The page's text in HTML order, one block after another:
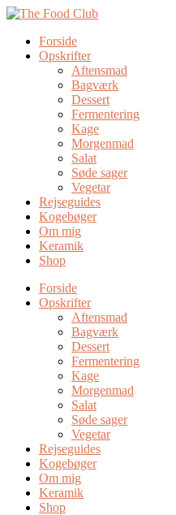
Forside
Opskrifter
Aftensmad
Bagværk
Dessert
Fermentering
Kage
Morgenmad
Salat
Søde sager
Vegetar
Rejseguides
Kogebøger
Om mig
Keramik
Shop
Forside
Opskrifter
Aftensmad
Bagværk
Dessert
Fermentering
Kage
Morgenmad
Salat
Søde sager
Vegetar
Rejseguides
Kogebøger
Om mig
Keramik
Shop